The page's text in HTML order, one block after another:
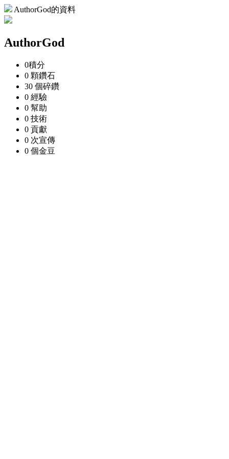
AuthorGod的資料
AuthorGod
0積分
0 顆鑽石
30 個碎鑽
0 經驗
0 幫助
0 技術
0 貢獻
0 次宣傳
0 個金豆